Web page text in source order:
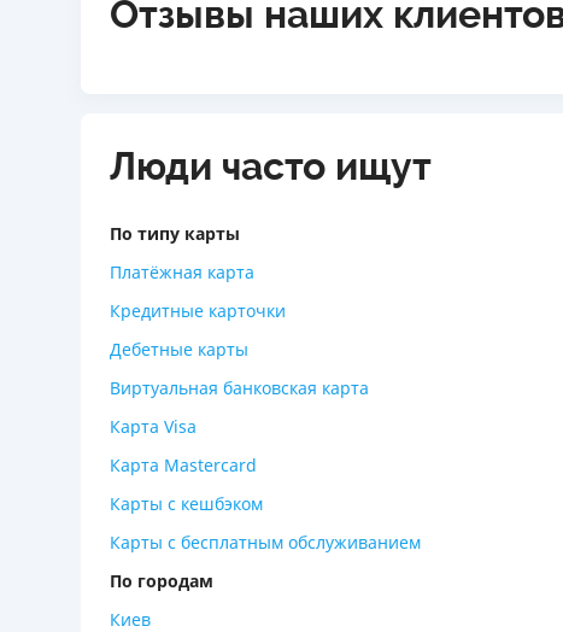
Отзывы наших
Люди часто ищут
По типу карты
Платёжная карта
Кредитные карточки
Дебетные карты
Виртуальная банковская карта
Карта Visa
Карта Mastercard
Карты с кешбэком
Карты с бесплатным обслуживанием
По городам
Киев